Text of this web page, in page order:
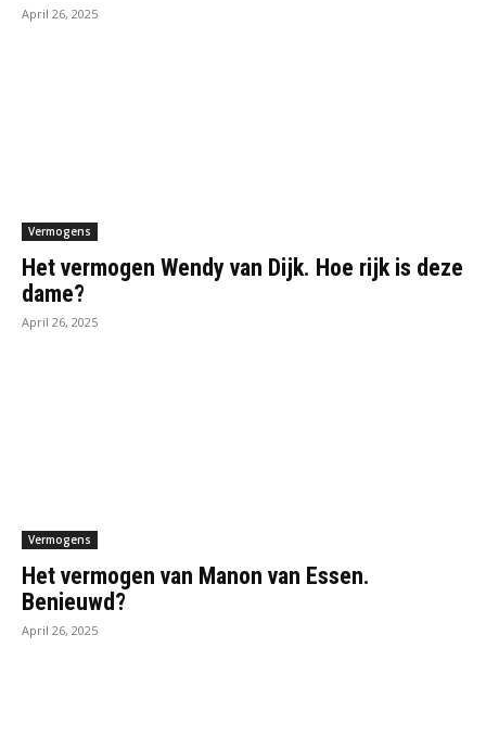
April 26, 2025
Vermogens
Het vermogen Wendy van Dijk. Hoe rijk is deze
dame?
April 26, 2025
Vermogens
Het vermogen van Manon van Essen.
Benieuwd?
April 26, 2025